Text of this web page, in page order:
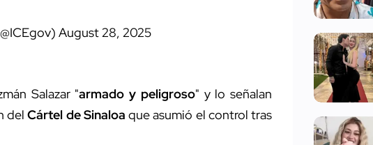
August 28, 2025
Salazar "armado y peligroso" y lo señalan
delCártel de Sinaloa que asumió el control tras